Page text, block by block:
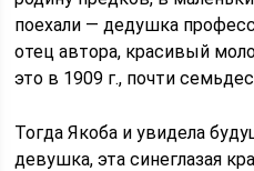
поехали — дедушка
отец автора, красивый
это в 1909 г., почти
Тогда Якоба и увидела
девушка, эта синеглазая